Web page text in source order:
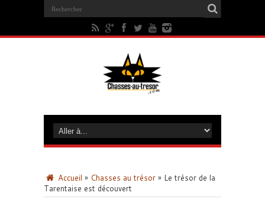
Accueil » Chasses au trésor » Le trésor de la
Tarentaise est découvert